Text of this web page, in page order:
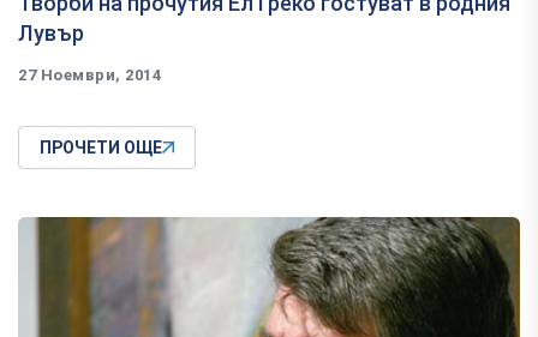
Лувър
27 Ноември, 2014
ПРОЧЕТИ ОЩЕ